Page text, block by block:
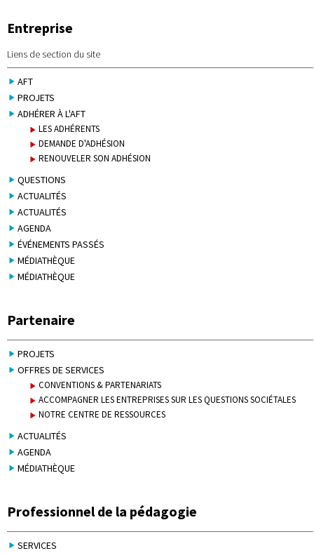
Entreprise
Liens de section du site
AFT
PROJETS
ADHÉRER À L'AFT
LES ADHÉRENTS
DEMANDE D'ADHÉSION
RENOUVELER SON ADHÉSION
QUESTIONS
ACTUALITÉS
ACTUALITÉS
AGENDA
ÉVÉNEMENTS PASSÉS
MÉDIATHÈQUE
MÉDIATHÈQUE
Partenaire
PROJETS
OFFRES DE SERVICES
CONVENTIONS & PARTENARIATS
ACCOMPAGNER LES ENTREPRISES SUR LES QUESTIONS SOCIÉTALES
NOTRE CENTRE DE RESSOURCES
ACTUALITÉS
AGENDA
MÉDIATHÈQUE
Professionnel de la pédagogie
SERVICES